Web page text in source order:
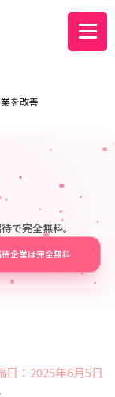
を改善
で完全無料。
企業は完全無料
日：2025年6月5日